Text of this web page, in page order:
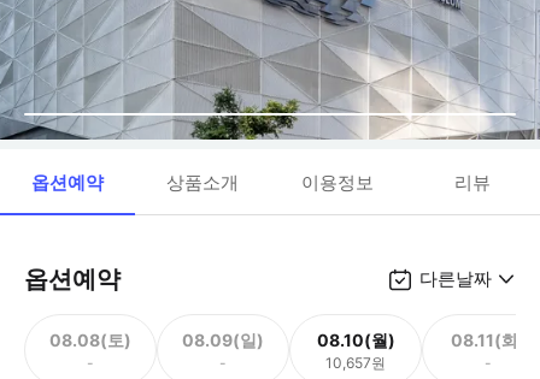
옵션예약 상품소개 이용정보 리뷰
옵션예약 다른날짜
08.08(토)
-
08.09(일)
-
08.10(월)
10,657원
08.11(화)
-